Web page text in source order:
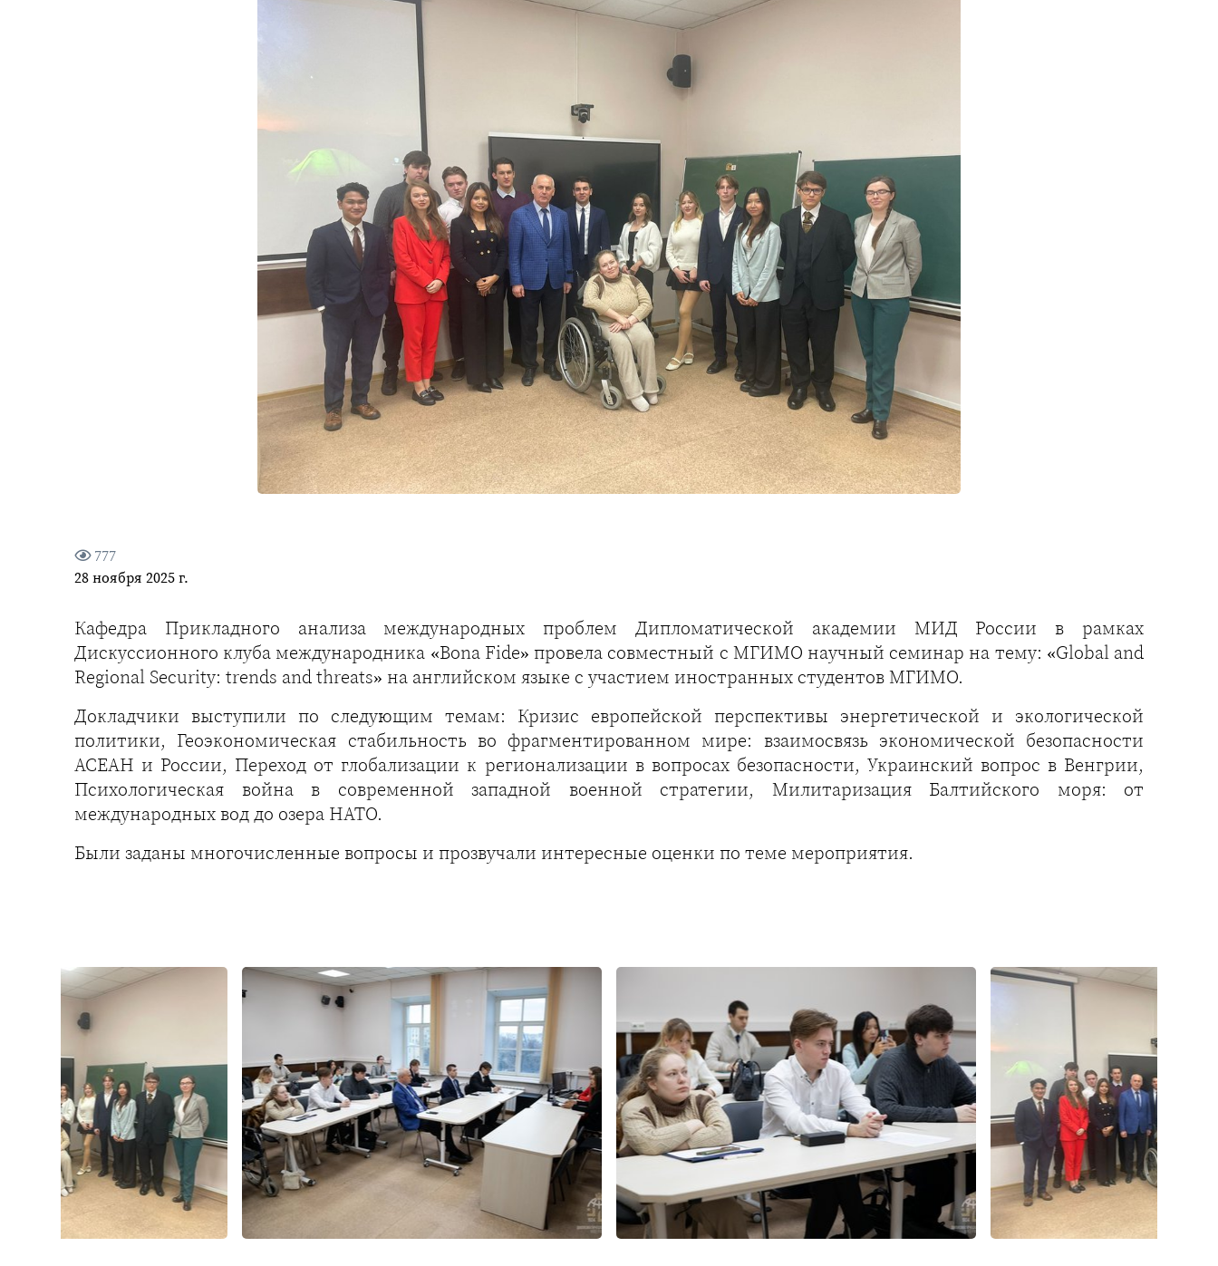
777
28 ноября 2025 г.
Кафедра Прикладного анализа международных проблем Дипломатической академии МИД России в рамках
Дискуссионного клуба международника «Bona Fide» провела совместный с МГИМО научный семинар на тему: «Global and
Regional Security: trends and threats» на английском языке с участием иностранных студентов МГИМО.
Докладчики выступили по следующим темам: Кризис европейской перспективы энергетической и экологической
политики, Геоэкономическая стабильность во фрагментированном мире: взаимосвязь экономической безопасности
АСЕАН и России, Переход от глобализации к регионализации в вопросах безопасности, Украинский вопрос в Венгрии,
Психологическая война в современной западной военной стратегии, Милитаризация Балтийского моря: от
международных вод до озера НАТО.
Были заданы многочисленные вопросы и прозвучали интересные оценки по теме мероприятия.